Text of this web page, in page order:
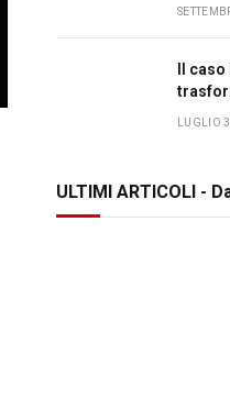
Il
LUGLIO
ULTIMI ARTICOLI -